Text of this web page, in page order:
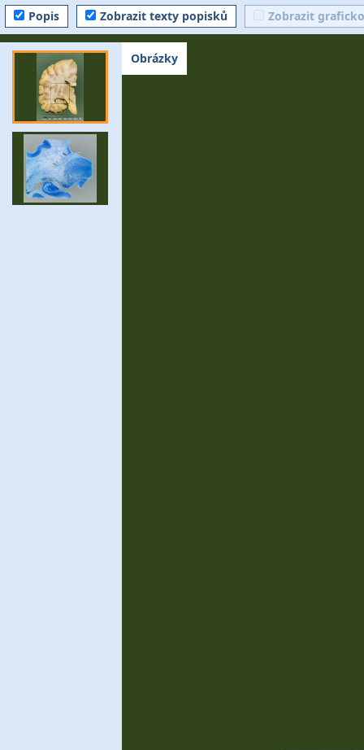
Popis Zobrazit texty popisků Zobrazit
Obrázky